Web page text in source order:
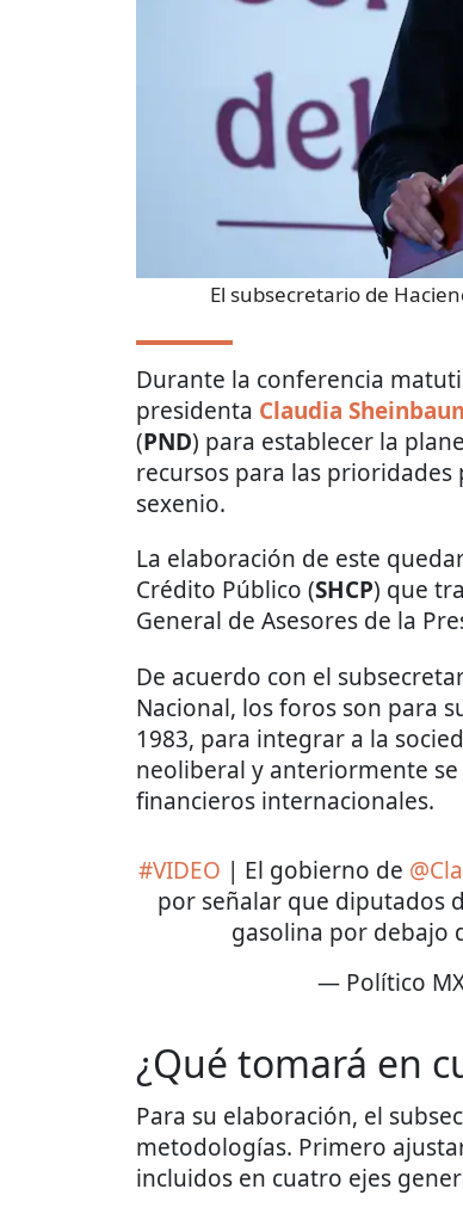
El subsecretario de
Durante la conferencia
presidenta Claudia
(PND) para establecer la
recursos para las prioridades
sexenio.
La elaboración de este
Crédito Público (SHCP) que
General de Asesores de la
De acuerdo con el
Nacional, los foros son para
1983, para integrar a la
neoliberal y anteriormente
financieros internacionales.
#VIDEO | El gobierno de
por señalar que diputados
gasolina por debajo
— Político
¿Qué tomará en
Para su elaboración, el
metodologías. Primero
incluidos en cuatro ejes